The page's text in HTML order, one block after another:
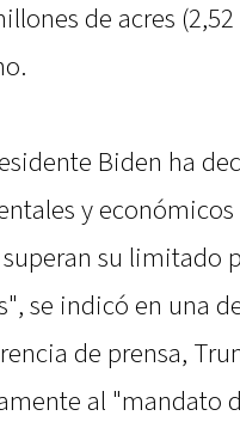
de acres
Biden ha
y
superan su limitado
se indicó en una
de prensa,
al "mandato